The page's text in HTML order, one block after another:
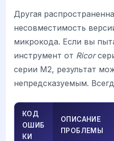
Другая
несовместимость
микрокода. Если вы
инструмент от Ricor
серии M2, результат
непредсказуемым.
КОД
ОШИБ
КИ
ОПИСАНИЕ
ПРОБЛЕМЫ